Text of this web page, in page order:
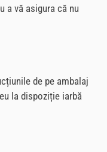
a vă asigura că nu
de pe ambalaj
la dispoziție iarbă